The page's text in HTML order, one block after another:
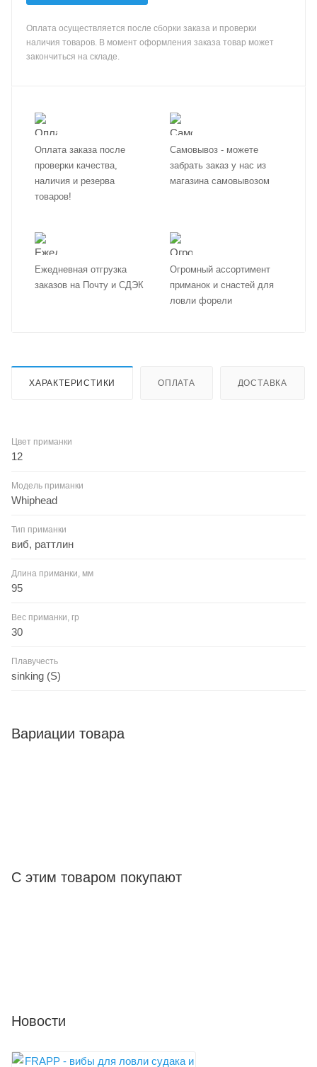
Оплата осуществляется после сборки заказа и проверки
наличия товаров. В момент оформления заказа товар может
закончиться на складе.
Оплата заказа после
проверки качества,
наличия и резерва
товаров!
Самовывоз - можете
забрать заказ у нас из
магазина самовывозом
Ежедневная отгрузка
заказов на Почту и СДЭК
Огромный ассортимент
приманок и снастей для
ловли форели
ХАРАКТЕРИСТИКИ ОПЛАТА ДОСТАВКА
Цвет приманки
12
Модель приманки
Whiphead
Тип приманки
виб, раттлин
Длина приманки, мм
95
Вес приманки, гр
30
Плавучесть
sinking (S)
Вариации товара
С этим товаром покупают
Новости